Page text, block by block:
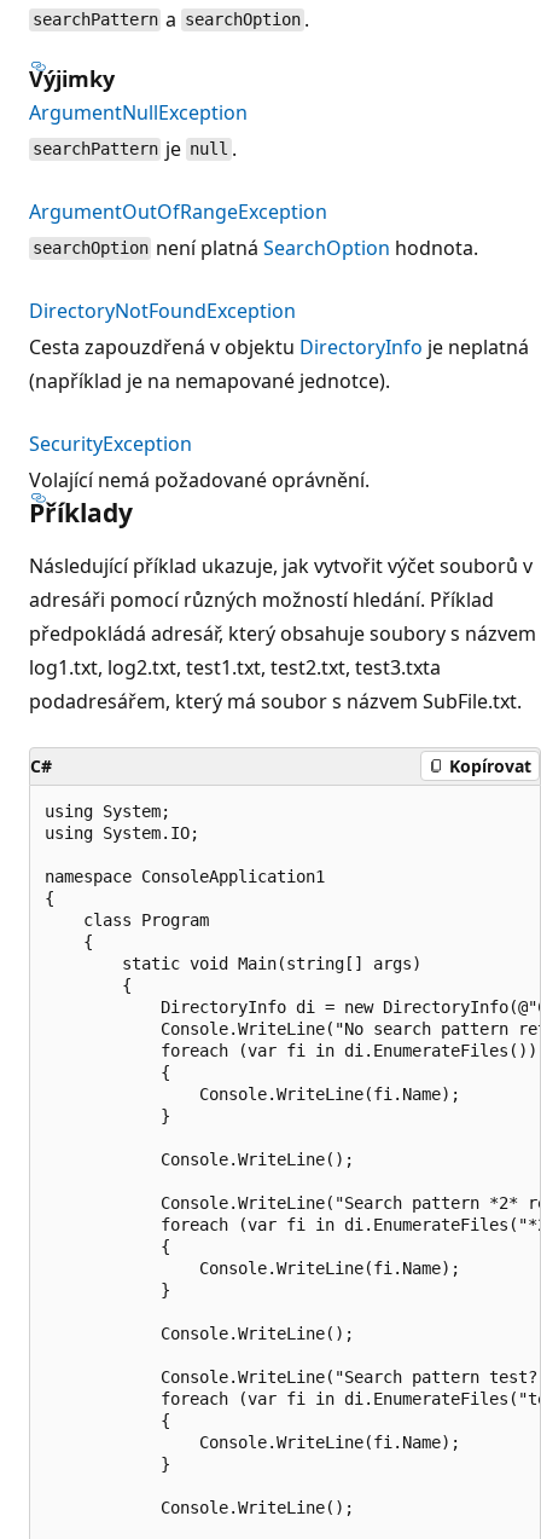
searchPattern a searchOption .
Výjimky
ArgumentNullException
searchPattern je null .
ArgumentOutOfRangeException
searchOption není platnáSearchOption hodnota.
DirectoryNotFoundException
Cesta zapouzdřená v objektu DirectoryInfo je neplatná
(například je na nemapované jednotce).
SecurityException
Volající nemá požadované oprávnění.
Příklady
Následující příklad ukazuje, jak vytvořit výčet souborů v
adresáři pomocí různých možností hledání. Příklad
předpokládá adresář, který obsahuje soubory s názvem
log1.txt, log2.txt, test1.txt, test2.txt, test3.txta
podadresářem, který má soubor s názvem SubFile.txt.
C# Kopírovat
using System;
using System.IO;
namespace ConsoleApplication1
{
    class Program
    {
        static void Main(string[] args)
        {
DirectoryInfo di = new
Console.WriteLine("No search pattern
            foreach (var fi in di.EnumerateFiles())
            {
                Console.WriteLine(fi.Name);
            }
            Console.WriteLine();
Console.WriteLine("Search pattern *2*
foreach (var fi in
            {
                Console.WriteLine(fi.Name);
            }
            Console.WriteLine();
Console.WriteLine("Search pattern
foreach (var fi in
            {
                Console.WriteLine(fi.Name);
            }
            Console.WriteLine();